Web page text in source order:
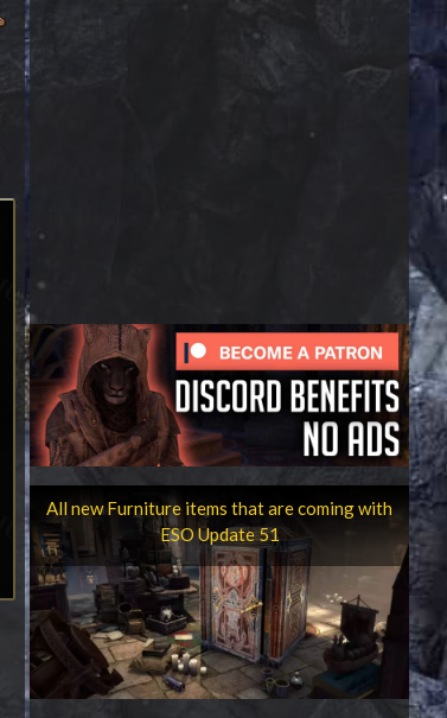
All new Furniture items that are coming with
ESO Update 51